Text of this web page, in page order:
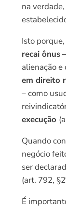
na
Isto
recai ônus
alienação e
em direito
– como
execução
Quando
negócio
ser
(art. 792,
É